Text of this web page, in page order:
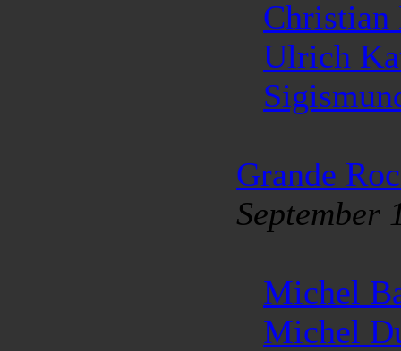
Christian
Ulrich
Grande
September
Michel
Michel